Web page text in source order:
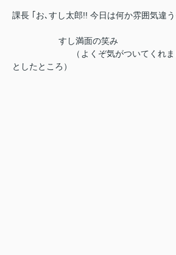
課長 ｢お､すし太郎!! 今日は何か雰囲気違う
すし満面の笑み
（よくぞ気がついてくれました
としたところ）